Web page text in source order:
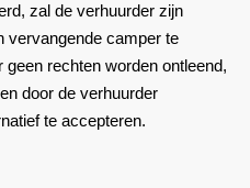
zal de verhuurder zijn
vervangende camper te
rechten worden ontleend,
door de verhuurder
te accepteren.